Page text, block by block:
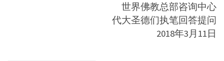
世界佛教总部咨询中心
代大圣德们执笔回答提问
2018年3月11日